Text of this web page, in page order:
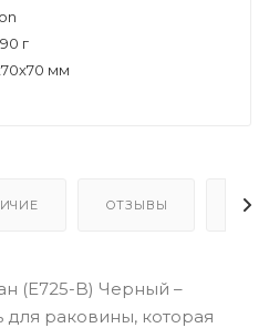
г
мм
ОТЗЫВЫ
(E725-B) Черный –
для раковины, которая